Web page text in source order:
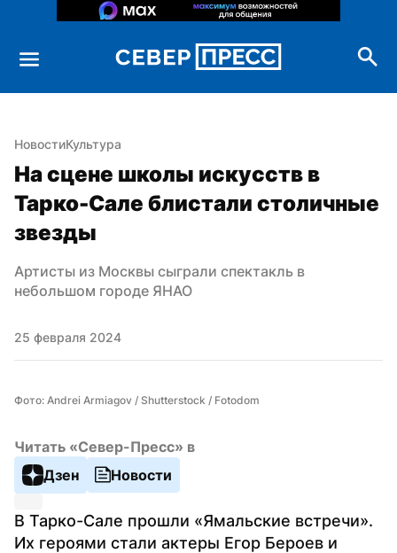
НовостиКультура
На сцене школы искусств в
Тарко-Сале блистали столичные
звезды
Артисты из Москвы сыграли спектакль в
небольшом городе ЯНАО
25 февраля 2024
Фото: Andrei Armiagov / Shutterstock / Fotodom
Читать «Север-Пресс» в
Дзен
Новости
В Тарко-Сале прошли «Ямальские встречи».
Их героями стали актеры Егор Бероев и